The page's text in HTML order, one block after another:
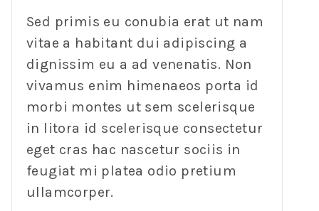
Sed primis eu conubia erat ut nam
vitae a habitant dui adipiscing a
dignissim eu a ad venenatis. Non
vivamus enim himenaeos porta id
morbi montes ut sem scelerisque
in litora id scelerisque consectetur
eget cras hac nascetur sociis in
feugiat mi platea odio pretium
ullamcorper.